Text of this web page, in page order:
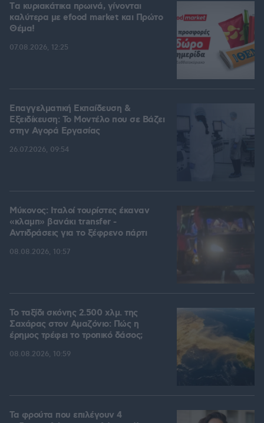
Tα κυριακάτικα πρωινά, γίνονται
καλύτερα με efood market και Πρώτο
Θέμα!
07.08.2026, 12:25
Επαγγελματική Εκπαίδευση &
Εξειδίκευση: Το Mοντέλο που σε Bάζει
στην Aγορά Eργασίας
26.07.2026, 09:54
Μύκονος: Ιταλοί τουρίστες έκαναν
«κλαμπ» βανάκι transfer -
Αντιδράσεις για το ξέφρενο πάρτι
08.08.2026, 10:57
Το ταξίδι σκόνης 2.500 χλμ. της
Σαχάρας στον Αμαζόνιο: Πώς η
έρημος τρέφει το τροπικό δάσος;
08.08.2026, 10:59
Τα φρούτα που επιλέγουν 4